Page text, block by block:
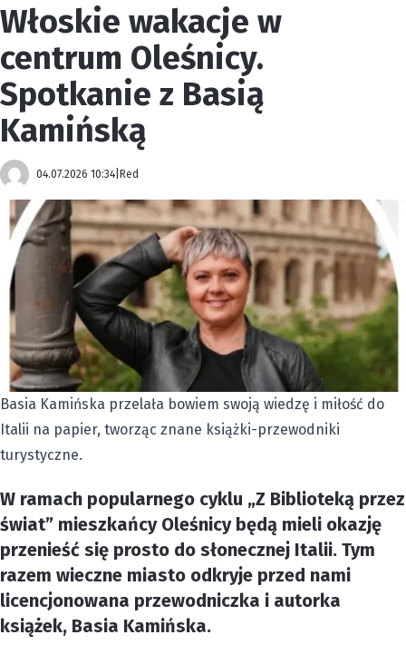
Włoskie wakacje w
centrum Oleśnicy.
Spotkanie z Basią
Kamińską
04.07.2026 10:34 Red
Basia Kamińska przelała bowiem swoją wiedzę i miłość do
Italii na papier, tworząc znane książki-przewodniki
turystyczne.
W ramach popularnego cyklu „Z Biblioteką przez
świat” mieszkańcy Oleśnicy będą mieli okazję
przenieść się prosto do słonecznej Italii. Tym
razem wieczne miasto odkryje przed nami
licencjonowana przewodniczka i autorka
książek, Basia Kamińska.